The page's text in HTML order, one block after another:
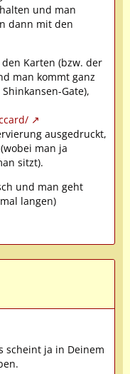
und man
dann mit den
Karten (bzw. der
man kommt ganz
Gate),
ausgedruckt,
man ja
sitzt).
und man geht
langen)
scheint ja in Deinem